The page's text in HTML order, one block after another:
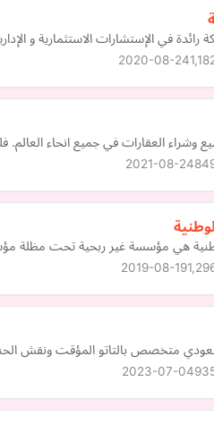
رائدة في الإستشارات الاستثمارية و
2020-08-24
وشراء العقارات في جميع انحاء
2021-08-24
هي مؤسسة غير ربحية تحت مظلة
2019-08-19
متخصص بالتاتو المؤقت ونقش
2023-07-04